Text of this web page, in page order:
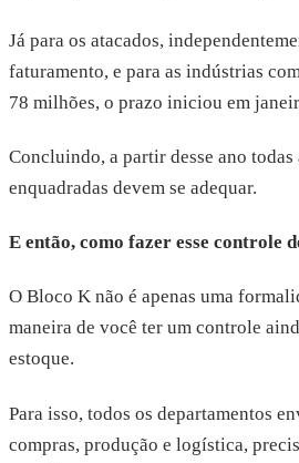
Já para os atacados,
faturamento, e para as indústrias
78 milhões, o prazo iniciou em
Concluindo, a partir desse ano todas
enquadradas devem se adequar.
E então, como fazer esse controle
O Bloco K não é apenas uma
maneira de você ter um controle
estoque.
Para isso, todos os departamentos
compras, produção e logística,